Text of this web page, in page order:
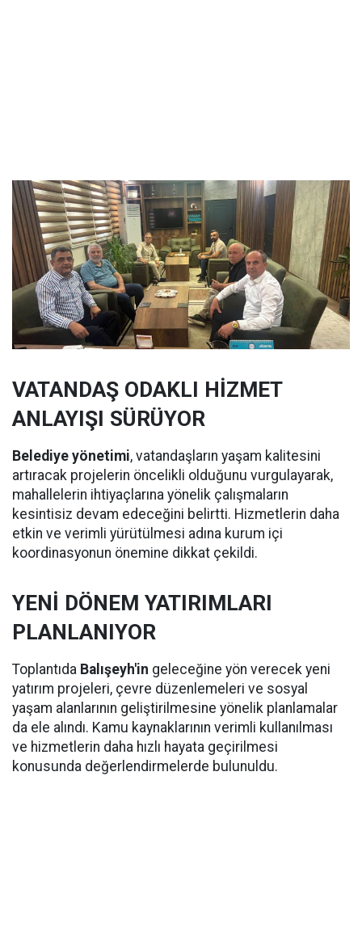
VATANDAŞ ODAKLI HİZMET
ANLAYIŞI SÜRÜYOR
Belediye yönetimi, vatandaşların yaşam kalitesini
artıracak projelerin öncelikli olduğunu vurgulayarak,
mahallelerin ihtiyaçlarına yönelik çalışmaların
kesintisiz devam edeceğini belirtti. Hizmetlerin daha
etkin ve verimli yürütülmesi adına kurum içi
koordinasyonun önemine dikkat çekildi.
YENİ DÖNEM YATIRIMLARI
PLANLANIYOR
Toplantıda Balışeyh'in geleceğine yön verecek yeni
yatırım projeleri, çevre düzenlemeleri ve sosyal
yaşam alanlarının geliştirilmesine yönelik planlamalar
da ele alındı. Kamu kaynaklarının verimli kullanılması
ve hizmetlerin daha hızlı hayata geçirilmesi
konusunda değerlendirmelerde bulunuldu.